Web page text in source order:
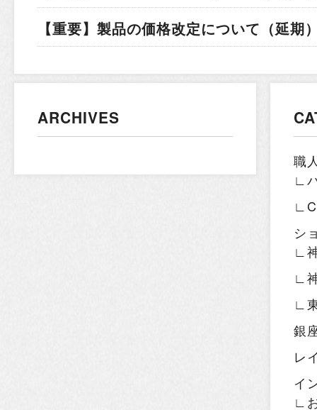
【重要】製品の価格改定について（延期
ARCHIVES
職
∟
シ
∟
∟
∟
銀
レ
イ
∟